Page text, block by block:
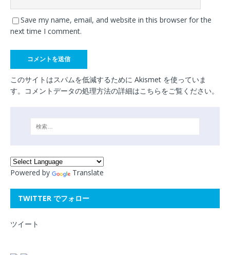
Save my name, email, and website in this browser for the
next time I comment.
このサイトはスパムを低減するために Akismet を使っていま
す。 コメントデータの処理方法の詳細はこちらをご覧ください。
Powered by Translate
TWITTER でフォロー
ツイート